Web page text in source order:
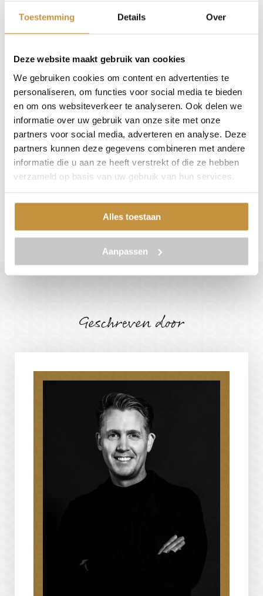
Toestemming Details Over
Deze website maakt gebruik van cookies
We gebruiken cookies om content en advertenties te
personaliseren, om functies voor social media te bieden
en om ons websiteverkeer te analyseren. Ook delen we
informatie over uw gebruik van onze site met onze
partners voor social media, adverteren en analyse. Deze
partners kunnen deze gegevens combineren met andere
informatie die u aan ze heeft verstrekt of die ze hebben
verzameld op basis van uw gebruik van hun services.
Alles toestaan
Aanpassen
Skip
Rechtsgebieden
Werkwijze
Blogs
Contact
bijzondere verplichtingen die uit hoofde van de
werknemers hebben zich dan ook niet gedragen zoals van
hem verwacht had mogen worden.
Anders dan de rechtbank oordeelt het hof dat de
medewerkers verwijtbaar hebben gehandeld. Het hof
beëindigt daarom hun arbeidsovereenkomsten. Het hof
beoordeelt de gedragingen als ‘verwijtbaar’ en niet als
‘ernstig verwijtbaar’. De medewerkers hebben daarom wel
aanspraak op een transitievergoeding.
Heeft u nog (meer) vragen over dit of een ander juridisch
onderwerp? Bel dan Smit & Smit Advocaten.
Geschreven door